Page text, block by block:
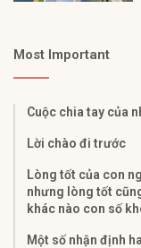
Most Important
Cuộc chia tay của
Lời chào đi trước
Lòng tốt của con
nhưng lòng tốt
khác nào con số
Một số nhận định